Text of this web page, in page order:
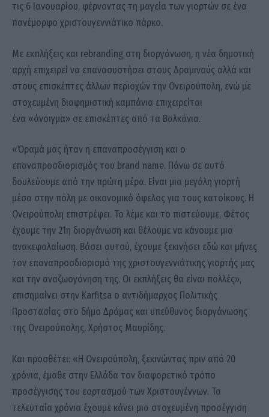
τις 6 Ιανουαρίου, φέρνοντας τη μαγεία των γιορτών σε ένα
πανέμορφο χριστουγεννιάτικο πάρκο.
Με εκπλήξεις και rebranding στη διοργάνωση, η νέα δημοτική
αρχή επιχειρεί να επανασυστήσει στους Δραμινούς αλλά και
στους επισκέπτες άλλων περιοχών την Ονειρούπολη, ενώ με
στοχευμένη διαφημιστική καμπάνια επιχειρείται
ένα «άνοιγμα» σε επισκέπτες από τα Βαλκάνια.
«Όραμά μας ήταν η επαναπροσέγγιση και ο
επαναπροσδιορισμός του brand name. Πάνω σε αυτό
δουλεύουμε από την πρώτη μέρα. Είναι μια μεγάλη γιορτή
μέσα στην πόλη με οικονομικό όφελος για τους κατοίκους. Η
Ονειρούπολη επιστρέφει. Το λέμε και το πιστεύουμε. Φέτος
έχουμε την 21η διοργάνωση και θέλουμε να κάνουμε μια
ανακεφαλαίωση. Βάσει αυτού, έχουμε ξεκινήσει εδώ και μήνες
τον επαναπροσδιορισμό της χριστουγεννιάτικης γιορτής μας
και την αναζωογόνηση της. Οι εκπλήξεις θα είναι πολλές»,
επισημαίνει στην Karfitsa ο αντιδήμαρχος Πολιτικής
Προστασίας στο δήμο Δράμας και υπεύθυνος διοργάνωσης
της Ονειρούπολης, Χρήστος Μαυρίδης.
Και προσθέτει: «Η Ονειρούπολη, ξεκινώντας πριν από 20
χρόνια, έμαθε στην Ελλάδα τον διαφορετικό τρόπο
προσέγγισης του εορτασμού των Χριστουγέννων. Τα
τελευταία χρόνια έχουμε κάνει μια στοχευμένη προσέγγιση